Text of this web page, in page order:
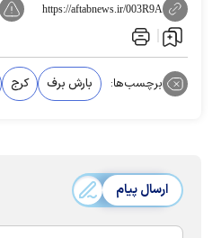
https://aftabnews.ir/003R9A
برچسب‌ها: بارش برف کرج
ارسال پیام